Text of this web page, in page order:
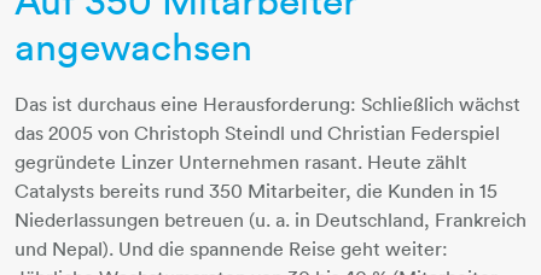
angewachsen
Das ist durchaus eine Herausforderung: Schließlich wächst
das 2005 von Christoph Steindl und Christian Federspiel
gegründete Linzer Unternehmen rasant. Heute zählt
Catalysts bereits rund 350 Mitarbeiter, die Kunden in 15
Niederlassungen betreuen (u. a. in Deutschland, Frankreich
und Nepal). Und die spannende Reise geht weiter: